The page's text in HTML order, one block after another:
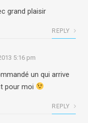
grand plaisir
REPLY
5:16 pm
un qui arrive
pour moi
REPLY